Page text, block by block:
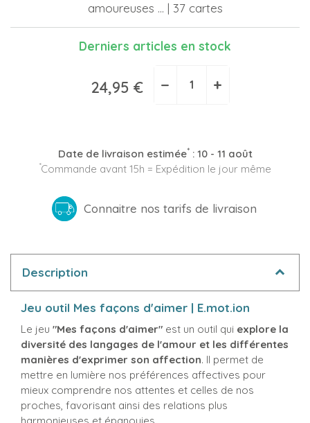
amoureuses ... | 37 cartes
Derniers articles en stock
24,95 € − +
Date de livraison estimée*: 10 - 11 août
*Commande avant 15h = Expédition le jour même
Connaitre nos tarifs de livraison
Description
Jeu outil Mes façons d'aimer | E.mot.ion
Le jeu "Mes façons d'aimer" est un outil qui explore la
diversité des langages de l'amour et les différentes
manières d'exprimer son affection. Il permet de
mettre en lumière nos préférences affectives pour
mieux comprendre nos attentes et celles de nos
proches, favorisant ainsi des relations plus